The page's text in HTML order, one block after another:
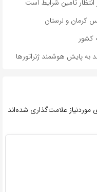
انتظار تأمین شرایط است
کرمان و لرستان
به پایش هوشمند ژنراتورها
علامت‌گذاری شده‌اند